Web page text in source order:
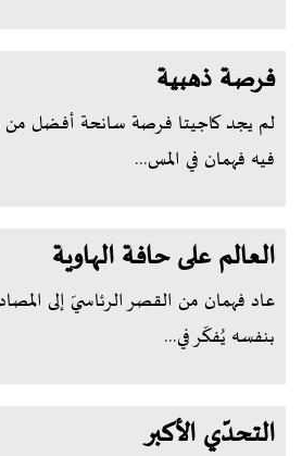
فرصة ذهبية
لم يجد كاجيتا فرصة سانحة أفضل من
فيه فهمان في المس...
العالم على حافة الهاوية
عاد فهمان من القصر الرئاسيّ إلى
بنفسه يُفكّر في...
التحدّي الأكبر